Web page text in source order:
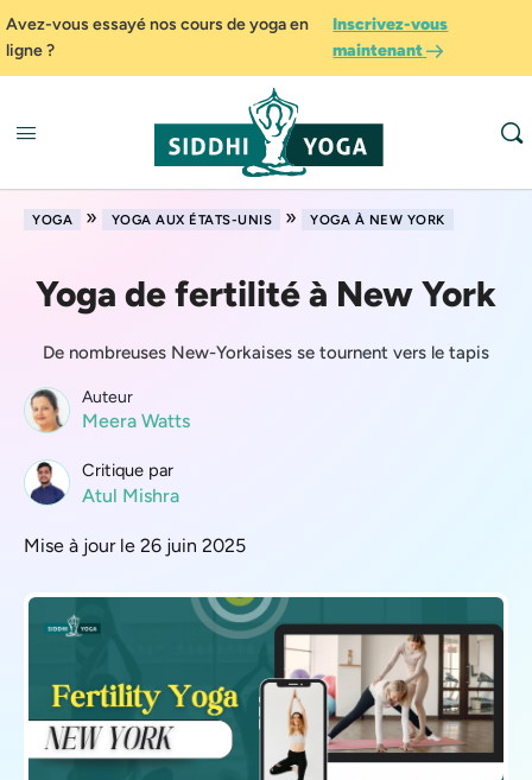
Avez-vous essayé nos cours de yoga en
ligne ?
Inscrivez-vous
maintenant
YOGA » YOGA AUX ÉTATS-UNIS » YOGA À NEW YORK
Yoga de fertilité à New York
De nombreuses New-Yorkaises se tournent vers le tapis
Auteur
Meera Watts
Critique par
Atul Mishra
Mise à jour le 26 juin 2025